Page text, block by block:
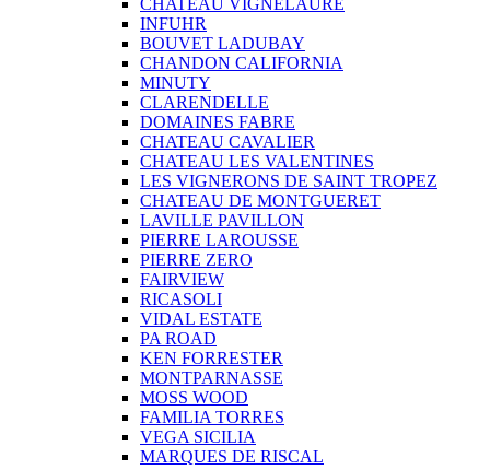
CHATEAU VIGNELAURE
INFUHR
BOUVET LADUBAY
CHANDON CALIFORNIA
MINUTY
CLARENDELLE
DOMAINES FABRE
CHATEAU CAVALIER
CHATEAU LES VALENTINES
LES VIGNERONS DE SAINT TROPEZ
CHATEAU DE MONTGUERET
LAVILLE PAVILLON
PIERRE LAROUSSE
PIERRE ZERO
FAIRVIEW
RICASOLI
VIDAL ESTATE
PA ROAD
KEN FORRESTER
MONTPARNASSE
MOSS WOOD
FAMILIA TORRES
VEGA SICILIA
MARQUES DE RISCAL